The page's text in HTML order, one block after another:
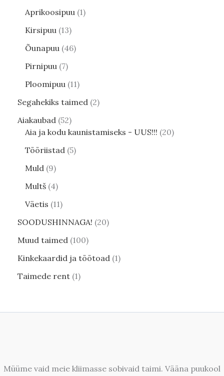
Aprikoosipuu 1
Kirsipuu 13
Õunapuu 46
Pirnipuu 7
Ploomipuu 11
Segahekiks taimed 2
Aiakaubad 52
Aia ja kodu kaunistamiseks - UUS!!! 20
Tööriistad 5
Muld 9
Multš 4
Väetis 11
SOODUSHINNAGA! 20
Muud taimed 100
Kinkekaardid ja töötoad 1
Taimede rent 1
Müüme vaid meie kliimasse sobivaid taimi. Vääna puukool